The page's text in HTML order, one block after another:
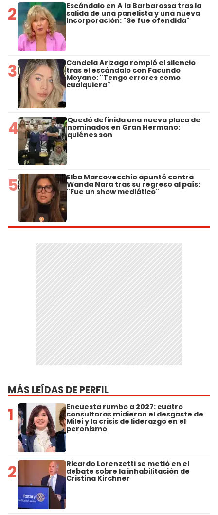
2 Escándalo en A la Barbarossa tras la
salida de una panelista y una nueva
incorporación: "Se fue ofendida"
3 Candela Arizaga rompió el silencio
tras el escándalo con Facundo
Moyano: "Tengo errores como
cualquiera"
4 Quedó definida una nueva placa de
nominados en Gran Hermano:
quiénes son
5 Elba Marcovecchio apuntó contra
Wanda Nara tras su regreso al país:
"Fue un show mediático"
MÁS LEÍDAS DE PERFIL
1 Encuesta rumbo a 2027: cuatro
consultoras midieron el desgaste de
Milei y la crisis de liderazgo en el
peronismo
2 Ricardo Lorenzetti se metió en el
debate sobre la inhabilitación de
Cristina Kirchner